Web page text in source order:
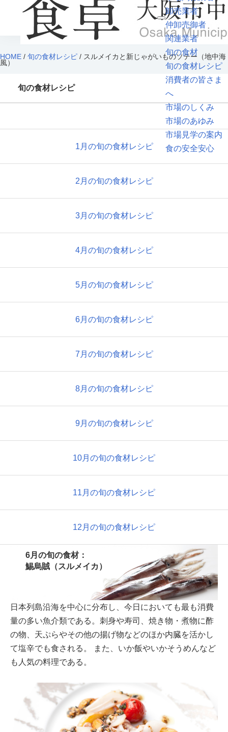
卸売業者
仲卸売御者
関連業者
旬の食材
旬の食材レシピ
消費者の皆さま
へ
市場のしくみ
市場のあゆみ
市場見学の案内
食の安全安心
HOME / 旬の食材レシピ / スルメイカと新じゃがいものソテー（地中海
風）
旬の食材レシピ
1月の旬の食材レシピ
2月の旬の食材レシピ
3月の旬の食材レシピ
4月の旬の食材レシピ
5月の旬の食材レシピ
6月の旬の食材レシピ
7月の旬の食材レシピ
8月の旬の食材レシピ
9月の旬の食材レシピ
10月の旬の食材レシピ
11月の旬の食材レシピ
12月の旬の食材レシピ
6月の旬の食材：
鯣烏賊（スルメイカ）
日本列島沿海を中心に分布し、今日においても最も消費
量の多い魚介類である。刺身や寿司、焼き物・煮物に酢
の物、天ぷらやその他の揚げ物などのほか内臓を活かし
て塩辛でも食される。 また、いか飯やいかそうめんなど
も人気の料理である。